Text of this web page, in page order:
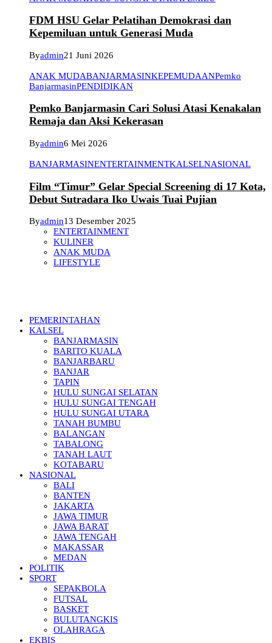
FDM HSU Gelar Pelatihan Demokrasi dan
Kepemiluan untuk Generasi Muda
Byadmin21 Juni 2026
ANAK MUDABANJARMASINKEPEMUDAANPemko
BanjarmasinPENDIDIKAN
Pemko Banjarmasin Cari Solusi Atasi Kenakalan
Remaja dan Aksi Kekerasan
Byadmin6 Mei 2026
BANJARMASINENTERTAINMENTKALSELNASIONAL
Film “Timur” Gelar Special Screening di 17 Kota,
Debut Sutradara Iko Uwais Tuai Pujian
Byadmin13 Desember 2025
ENTERTAINMENT
KULINER
ANAK MUDA
LIFESTYLE
PEMERINTAHAN
KALSEL
BANJARMASIN
BARITO KUALA
BANJARBARU
BANJAR
TAPIN
HULU SUNGAI SELATAN
HULU SUNGAI TENGAH
HULU SUNGAI UTARA
TANAH BUMBU
BALANGAN
TABALONG
TANAH LAUT
KOTABARU
NASIONAL
BALI
BANTEN
JAKARTA
JAWA TIMUR
JAWA BARAT
JAWA TENGAH
MAKASSAR
MEDAN
POLITIK
SPORT
SEPAKBOLA
FUTSAL
BASKET
BULUTANGKIS
OLAHRAGA
EKBIS